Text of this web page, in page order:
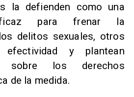
la defienden como una
para frenar la
delitos sexuales, otros
y plantean
sobre los derechos
de la medida.